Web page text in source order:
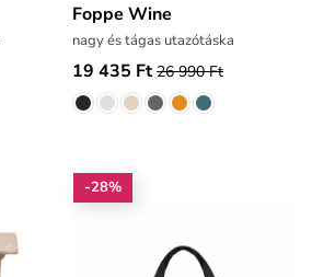
Foppe Wine
nagy és tágas utazótáska
19 435 Ft 26 990 Ft
-28%